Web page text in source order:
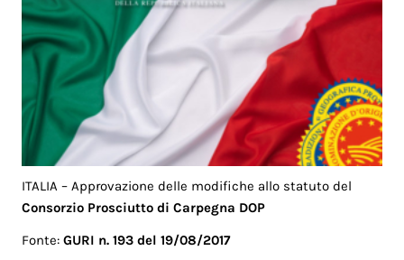
ITALIA – Approvazione delle modifiche allo statuto del
Consorzio Prosciutto di Carpegna DOP
Fonte:GURI n. 193 del 19/08/2017